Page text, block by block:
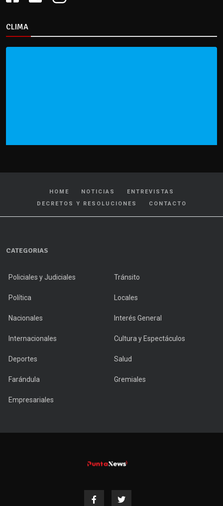
CLIMA
HOME NOTICIAS
ENTREVISTAS
DECRETOS Y RESOLUCIONES
CONTACTO
CATEGORIAS
Policiales y Judiciales Tránsito
Política Locales
Nacionales Interés General
Internacionales Cultura y Espectáculos
Deportes Salud
Farándula Gremiales
Empresariales